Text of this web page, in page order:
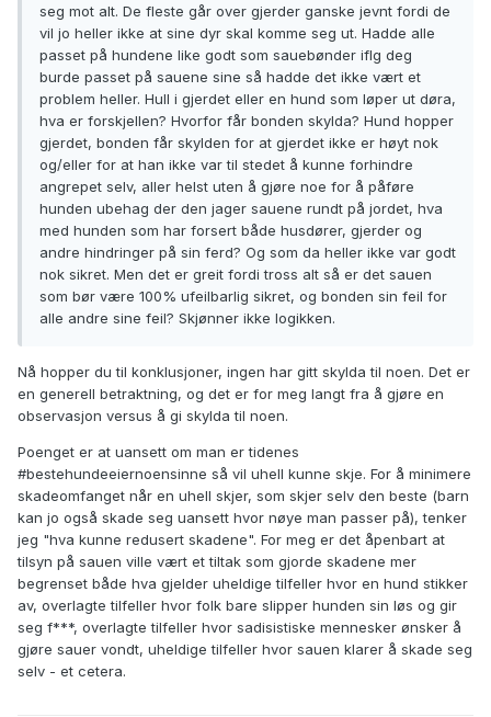
seg mot alt. De fleste går over gjerder ganske jevnt fordi de
vil jo heller ikke at sine dyr skal komme seg ut. Hadde alle
passet på hundene like godt som sauebønder iflg deg
burde passet på sauene sine så hadde det ikke vært et
problem heller. Hull i gjerdet eller en hund som løper ut døra,
hva er forskjellen? Hvorfor får bonden skylda? Hund hopper
gjerdet, bonden får skylden for at gjerdet ikke er høyt nok
og/eller for at han ikke var til stedet å kunne forhindre
angrepet selv, aller helst uten å gjøre noe for å påføre
hunden ubehag der den jager sauene rundt på jordet, hva
med hunden som har forsert både husdører, gjerder og
andre hindringer på sin ferd? Og som da heller ikke var godt
nok sikret. Men det er greit fordi tross alt så er det sauen
som bør være 100% ufeilbarlig sikret, og bonden sin feil for
alle andre sine feil? Skjønner ikke logikken.
Nå hopper du til konklusjoner, ingen har gitt skylda til noen. Det er
en generell betraktning, og det er for meg langt fra å gjøre en
observasjon versus å gi skylda til noen.
Poenget er at uansett om man er tidenes
#bestehundeeiernoensinne så vil uhell kunne skje. For å minimere
skadeomfanget når en uhell skjer, som skjer selv den beste (barn
kan jo også skade seg uansett hvor nøye man passer på), tenker
jeg "hva kunne redusert skadene". For meg er det åpenbart at
tilsyn på sauen ville vært et tiltak som gjorde skadene mer
begrenset både hva gjelder uheldige tilfeller hvor en hund stikker
av, overlagte tilfeller hvor folk bare slipper hunden sin løs og gir
seg f***, overlagte tilfeller hvor sadisistiske mennesker ønsker å
gjøre sauer vondt, uheldige tilfeller hvor sauen klarer å skade seg
selv - et cetera.